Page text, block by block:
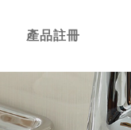
產品註冊